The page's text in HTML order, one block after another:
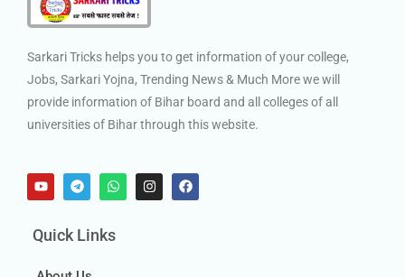
Sarkari Tricks helps you to get information of your college,
Jobs, Sarkari Yojna, Trending News & Much More we will
provide information of Bihar board and all colleges of all
universities of Bihar through this website.
Quick Links